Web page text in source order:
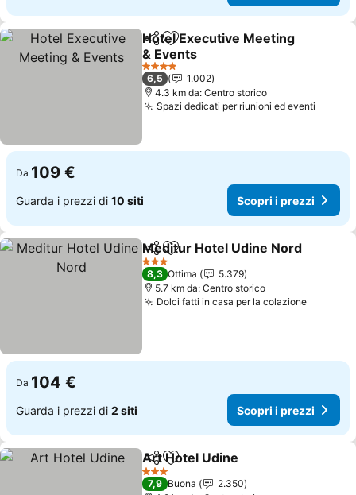
CondividiAggiungi ai preferiti
Hotel Executive Meeting
& Events
Scopri i prezzi
4 Stelle
6,5
1.002
4.3 km da: Centro storico
Spazi dedicati per riunioni ed eventi
Da 109 €
Guarda i prezzi di 10 siti Scopri i prezzi
CondividiAggiungi ai preferiti
Meditur Hotel Udine Nord
3 Stelle
8,3 Ottima
5.379
5.7 km da: Centro storico
Dolci fatti in casa per la colazioneScopri i
Da 104 €
Guarda i prezzi di 2 siti Scopri i prezzi
CondividiAggiungi ai preferiti
Art Hotel Udine
3 Stelle
7,9 Buona
2.350